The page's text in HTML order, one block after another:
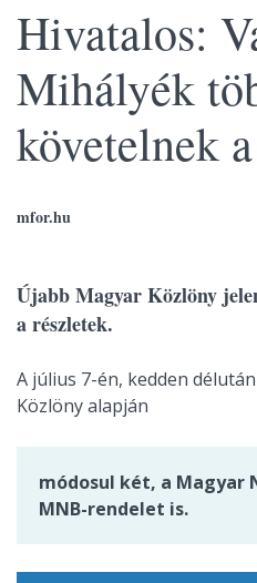
Hivatalos:
Mihályék
követelnek
mfor.hu
Újabb Magyar Közlöny
a részletek.
A július 7-én, kedden
Közlöny alapján
módosul két, a
MNB-rendelet is.